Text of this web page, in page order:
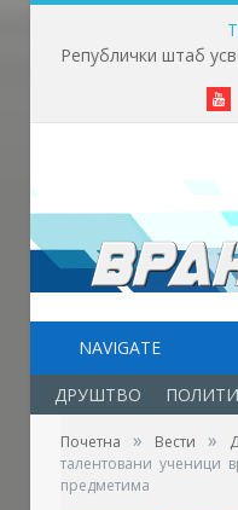
NAVIGATE
ДРУШТВО
Почетна » Вести »
талентовани ученици
предметима